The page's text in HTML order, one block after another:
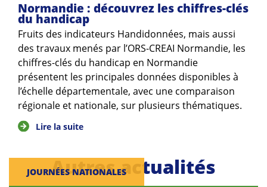
Normandie : découvrez les chiffres-clés
du handicap
Fruits des indicateurs Handidonnées, mais aussi
des travaux menés par l’ORS-CREAI Normandie, les
chiffres-clés du handicap en Normandie
présentent les principales données disponibles à
l’échelle départementale, avec une comparaison
régionale et nationale, sur plusieurs thématiques.
Lire la suite
Autres actualités
JOURNÉES NATIONALES